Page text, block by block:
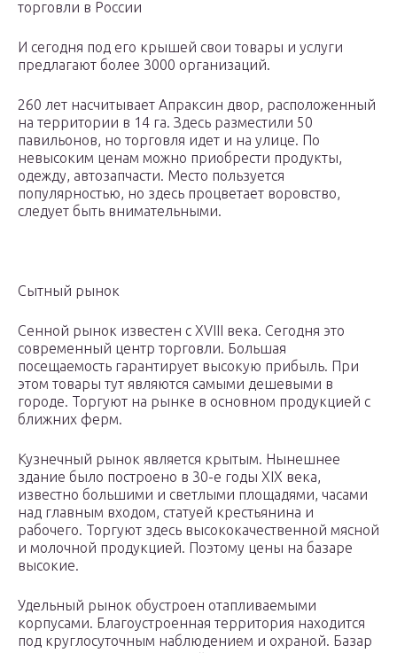
торговли в России
И сегодня под его крышей свои товары и услуги
предлагают более 3000 организаций.
260 лет насчитывает Апраксин двор, расположенный
на территории в 14 га. Здесь разместили 50
павильонов, но торговля идет и на улице. По
невысоким ценам можно приобрести продукты,
одежду, автозапчасти. Место пользуется
популярностью, но здесь процветает воровство,
следует быть внимательными.
Сытный рынок
Сенной рынок известен с XVIII века. Сегодня это
современный центр торговли. Большая
посещаемость гарантирует высокую прибыль. При
этом товары тут являются самыми дешевыми в
городе. Торгуют на рынке в основном продукцией с
ближних ферм.
Кузнечный рынок является крытым. Нынешнее
здание было построено в 30-е годы XIX века,
известно большими и светлыми площадями, часами
над главным входом, статуей крестьянина и
рабочего. Торгуют здесь высококачественной мясной
и молочной продукцией. Поэтому цены на базаре
высокие.
Удельный рынок обустроен отапливаемыми
корпусами. Благоустроенная территория находится
под круглосуточным наблюдением и охраной. Базар